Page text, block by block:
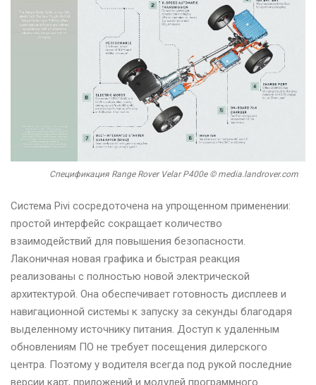
Спецификация Range Rover Velar P400e © media.landrover.com
Система Pivi сосредоточена на упрощенном применении:
простой интерфейс сокращает количество
взаимодействий для повышения безопасности.
Лаконичная новая графика и быстрая реакция
реализованы с полностью новой электрической
архитектурой. Она обеспечивает готовность дисплеев и
навигационной системы к запуску за секунды благодаря
выделенному источнику питания. Доступ к удаленным
обновлениям ПО не требует посещения дилерского
центра. Поэтому у водителя всегда под рукой последние
версии карт, приложений и модулей программного